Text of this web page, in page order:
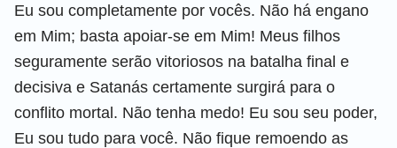
Eu sou completamente por vocês. Não há engano
em Mim; basta apoiar-se em Mim! Meus filhos
seguramente serão vitoriosos na batalha final e
decisiva e Satanás certamente surgirá para o
conflito mortal. Não tenha medo! Eu sou seu poder,
Eu sou tudo para você. Não fique remoendo as